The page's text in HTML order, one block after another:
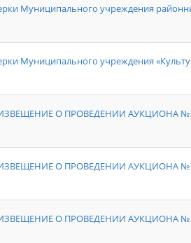
Муниципального учреждения
Муниципального учреждения
О ПРОВЕДЕНИИ АУКЦИОНА №
О ПРОВЕДЕНИИ АУКЦИОНА №
О ПРОВЕДЕНИИ АУКЦИОНА №